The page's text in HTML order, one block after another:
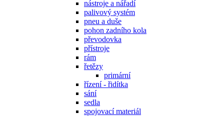
nástroje a nářadí
palivový systém
pneu a duše
pohon zadního kola
převodovka
přístroje
rám
řetězy
primární
řízení - řidítka
sání
sedla
spojovací materiál